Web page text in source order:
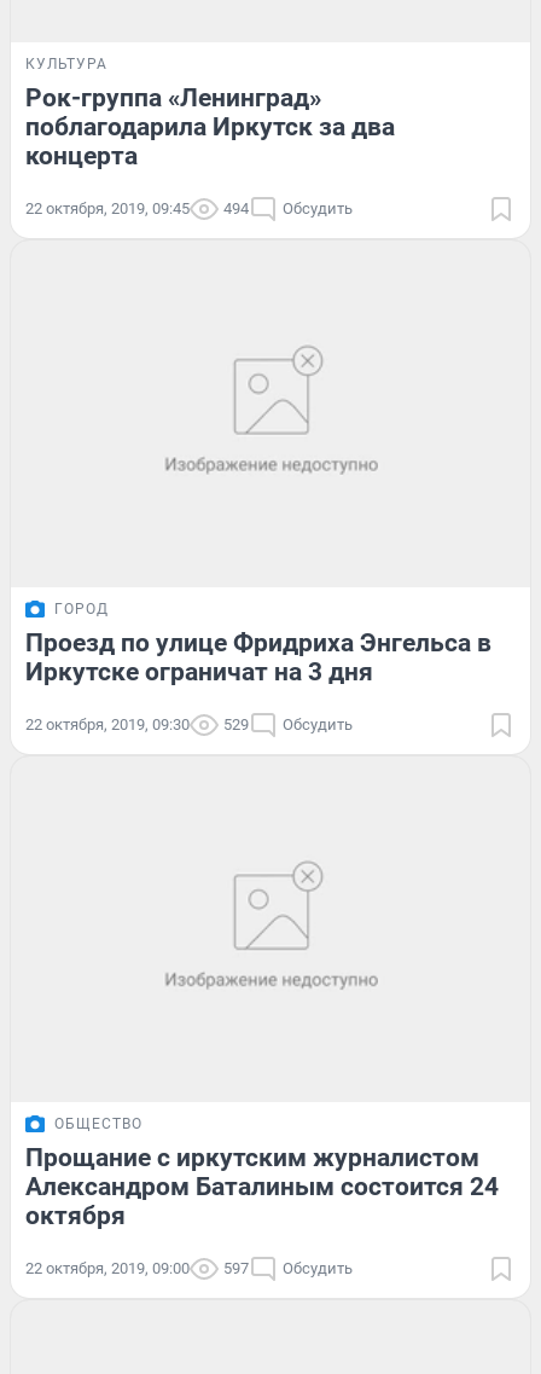
КУЛЬТУРА
Рок-группа «Ленинград»
поблагодарила Иркутск за два
концерта
22 октября, 2019, 09:45 494 Обсудить
ГОРОД
Проезд по улице Фридриха Энгельса в
Иркутске ограничат на 3 дня
22 октября, 2019, 09:30 529 Обсудить
ОБЩЕСТВО
Прощание с иркутским журналистом
Александром Баталиным состоится 24
октября
22 октября, 2019, 09:00 597 Обсудить